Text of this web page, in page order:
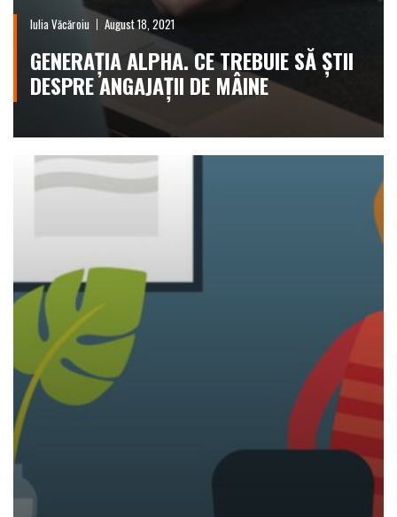
Iulia Văcăroiu August 18, 2021
GENERAȚIA ALPHA. CE TREBUIE SĂ ȘTII
DESPRE ANGAJAȚII DE MÂINE